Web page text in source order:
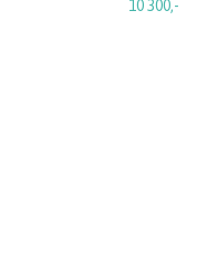
10 300,-